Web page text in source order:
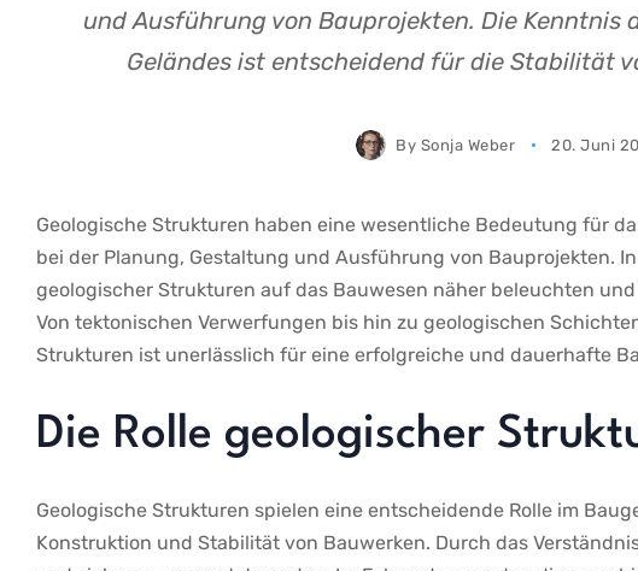
und Ausführung von Bauprojekten. Die Kenntnis
Geländes ist entscheidend für die Stabilität
By Sonja Weber 20. Juni
Geologische Strukturen haben⁢ eine wesentliche ⁢Bedeutung für⁣
bei der ⁤Planung, Gestaltung und Ausführung⁤ von Bauprojekten.
‍geologischer Strukturen auf das Bauwesen näher beleuchten
‌Von tektonischen Verwerfungen ⁤bis ‌hin zu geologischen
Strukturen ‌ist ‍unerlässlich für ⁤eine erfolgreiche und ⁣dauerhafte⁤
Die⁢ Rolle geologischer
Geologische Strukturen spielen eine ‌entscheidende⁤ Rolle‍ im
Konstruktion und Stabilität von Bauwerken. Durch das⁢